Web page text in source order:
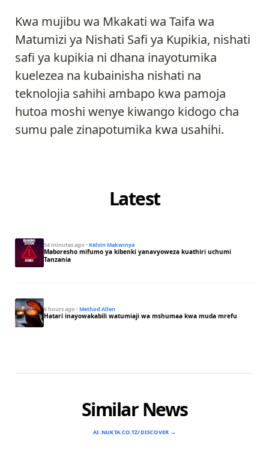
Kwa mujibu wa Mkakati wa Taifa wa
Matumizi ya Nishati Safi ya Kupikia, nishati
safi ya kupikia ni dhana inayotumika
kuelezea na kubainisha nishati na
teknolojia sahihi ambapo kwa pamoja
hutoa moshi wenye kiwango kidogo cha
sumu pale zinapotumika kwa usahihi.
Latest
54 minutes ago · Kelvin Makwinya
Maboresho mifumo ya kibenki yanavyoweza kuathiri uchumi
Tanzania
6 hours ago · Method Allen
Hatari inayowakabili watumiaji wa mshumaa kwa muda mrefu
Similar News
AI.NUKTA.CO.TZ/DISCOVER →